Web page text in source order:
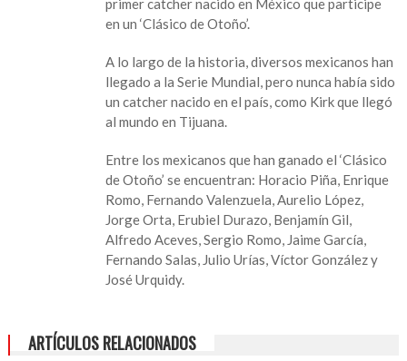
primer catcher nacido en México que participe
en un ‘Clásico de Otoño’.
A lo largo de la historia, diversos mexicanos han
llegado a la Serie Mundial, pero nunca había sido
un catcher nacido en el país, como Kirk que llegó
al mundo en Tijuana.
Entre los mexicanos que han ganado el ‘Clásico
de Otoño’ se encuentran: Horacio Piña, Enrique
Romo, Fernando Valenzuela, Aurelio López,
Jorge Orta, Erubiel Durazo, Benjamín Gil,
Alfredo Aceves, Sergio Romo, Jaime García,
Fernando Salas, Julio Urías, Víctor González y
José Urquidy.
ARTÍCULOS RELACIONADOS